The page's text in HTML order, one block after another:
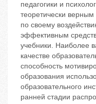
педагогики и
теоретически
по своему
эффективным
учебники. Наиболее
качестве
способность
образования
образовательного
ранней стадии